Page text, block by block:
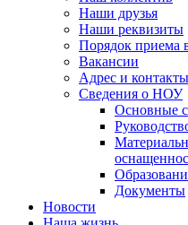
Наши друзья
Наши реквизиты
Порядок приема
Вакансии
Адрес и контакты
Сведения о НОУ
Основные
Документы
Новости